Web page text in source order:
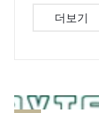
더보기